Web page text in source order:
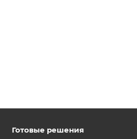
Готовые решения